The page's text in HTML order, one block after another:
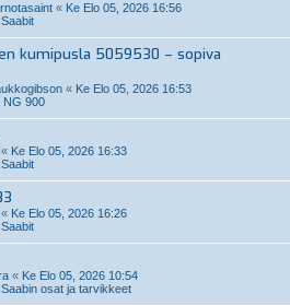
« Ke Elo 05, 2026 16:56
kumipusla 5059530 – sopiva
« Ke Elo 05, 2026 16:53
NG 900
« Ke Elo 05, 2026 16:33
« Ke Elo 05, 2026 16:26
« Ke Elo 05, 2026 10:54
osat ja tarvikkeet